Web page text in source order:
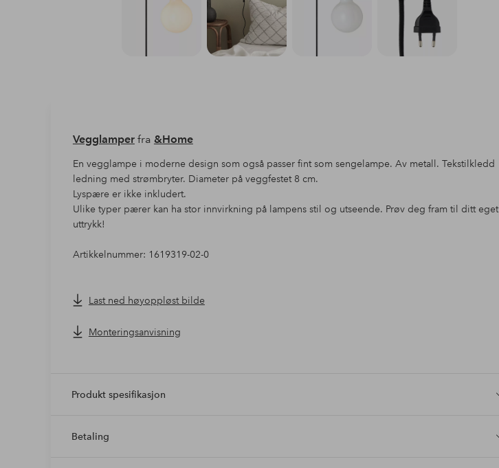
Vegglamperfra &Home
En vegglampe i moderne design som også passer fint som sengelampe. Av metall. Tekstilkledd
ledning med strømbryter. Diameter på veggfestet 8 cm.
Lyspære er ikke inkludert.
Ulike typer pærer kan ha stor innvirkning på lampens stil og utseende. Prøv deg fram til ditt eget
uttrykk!
Artikkelnummer: 1619319-02-0
Last ned høyoppløst bilde
Monteringsanvisning
Produkt spesifikasjon
Betaling